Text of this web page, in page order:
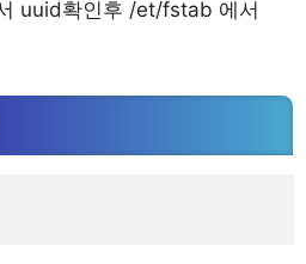
uuid확인후 /et/fstab 에서